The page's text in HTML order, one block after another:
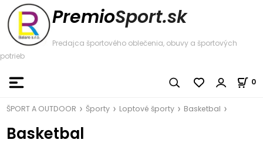
PremioSport.sk
Predajca športového oblečenia, obuvy a športových
potrieb
0
ŠPORT A OUTDOOR Športy Loptové športy Basketbal
Basketbal